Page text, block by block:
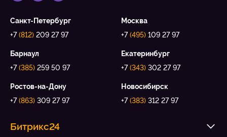
Санкт-Петербург
+7(812) 209 27 97
Москва
+7(495) 109 27 97
Барнаул
+7(385) 259 50 97
Екатеринбург
+7(343) 302 27 97
Ростов-на-Дону
+7(863) 309 27 97
Новосибирск
+7(383) 312 27 97
Битрикс24